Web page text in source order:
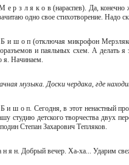
е р з л я к о в (нараспев). Да, конечно
одно свое стихотворение. Надо
и ш о п (отключая микрофон
и паяльных схем. А делать
я. Начинаем.
музыка. Доски чердака, где
и ш о п. Сегодня, в этот ненастный
студию детского творчества двух
Степан Захарович Тепляков.
н я н. Добрый вечер. Ха-ха... Ударим